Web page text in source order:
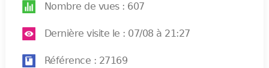
Nombre de vues : 607
Dernière visite le : 07/08 à 21:27
Référence : 27169